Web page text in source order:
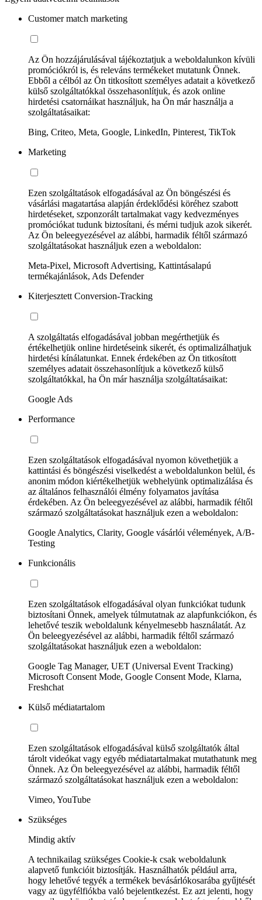
Customer match marketing
Az Ön hozzájárulásával tájékoztatjuk a weboldalunkon kívüli
promóciókról is, és releváns termékeket mutatunk Önnek.
Ebből a célból az Ön titkosított személyes adatait a következő
külső szolgáltatókkal összehasonlítjuk, és azok online
hirdetési csatornáikat használjuk, ha Ön már használja a
szolgáltatásaikat:
Bing, Criteo, Meta, Google, LinkedIn, Pinterest, TikTok
Marketing
Ezen szolgáltatások elfogadásával az Ön böngészési és
vásárlási magatartása alapján érdeklődési köréhez szabott
hirdetéseket, szponzorált tartalmakat vagy kedvezményes
promóciókat tudunk biztosítani, és mérni tudjuk azok sikerét.
Az Ön beleegyezésével az alábbi, harmadik féltől származó
szolgáltatásokat használjuk ezen a weboldalon:
Meta-Pixel, Microsoft Advertising, Kattintásalapú
termékajánlások, Ads Defender
Kiterjesztett Conversion-Tracking
A szolgáltatás elfogadásával jobban megérthetjük és
értékelhetjük online hirdetéseink sikerét, és optimalizálhatjuk
hirdetési kínálatunkat. Ennek érdekében az Ön titkosított
személyes adatait összehasonlítjuk a következő külső
szolgáltatókkal, ha Ön már használja szolgáltatásaikat:
Google Ads
Performance
Ezen szolgáltatások elfogadásával nyomon követhetjük a
kattintási és böngészési viselkedést a weboldalunkon belül, és
anonim módon kiértékelhetjük webhelyünk optimalizálása és
az általános felhasználói élmény folyamatos javítása
érdekében. Az Ön beleegyezésével az alábbi, harmadik féltől
származó szolgáltatásokat használjuk ezen a weboldalon:
Google Analytics, Clarity, Google vásárlói vélemények, A/B-
Testing
Funkcionális
Ezen szolgáltatások elfogadásával olyan funkciókat tudunk
biztosítani Önnek, amelyek túlmutatnak az alapfunkciókon, és
lehetővé teszik weboldalunk kényelmesebb használatát. Az
Ön beleegyezésével az alábbi, harmadik féltől származó
szolgáltatásokat használjuk ezen a weboldalon:
Google Tag Manager, UET (Universal Event Tracking)
Microsoft Consent Mode, Google Consent Mode, Klarna,
Freshchat
Külső médiatartalom
Ezen szolgáltatások elfogadásával külső szolgáltatók által
tárolt videókat vagy egyéb médiatartalmakat mutathatunk meg
Önnek. Az Ön beleegyezésével az alábbi, harmadik féltől
származó szolgáltatásokat használjuk ezen a weboldalon:
Vimeo, YouTube
Szükséges
Mindig aktív
A technikailag szükséges Cookie-k csak weboldalunk
alapvető funkcióit biztosítják. Használhatók például arra,
hogy lehetővé tegyék a termékek bevásárlókosarába gyűjtését
vagy az ügyfélfiókba való bejelentkezést. Ez azt jelenti, hogy